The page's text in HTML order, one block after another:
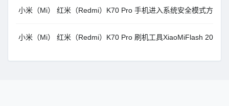
小米（Mi） 红米（Redmi）K70 Pro 手机进入系统安全模式方法
小米（Mi） 红米（Redmi）K70 Pro 刷机工具XiaoMiFlash